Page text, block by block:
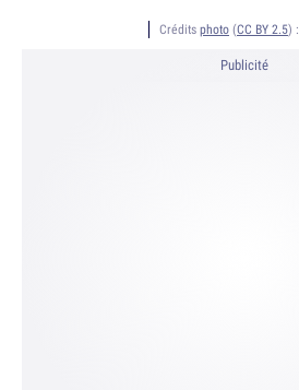
Crédits photo (CC BY 2.5) :
Publicité